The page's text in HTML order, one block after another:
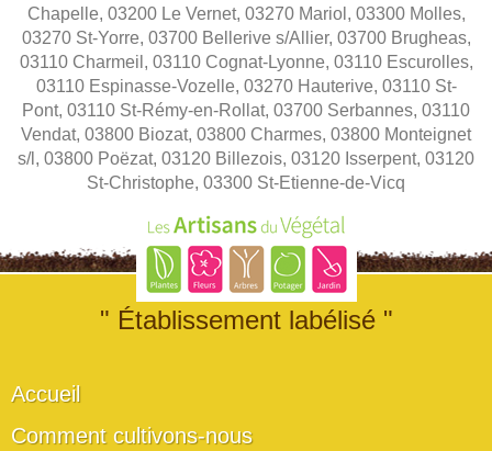
Chapelle, 03200 Le Vernet, 03270 Mariol, 03300 Molles,
03270 St-Yorre, 03700 Bellerive s/Allier, 03700 Brugheas,
03110 Charmeil, 03110 Cognat-Lyonne, 03110 Escurolles,
03110 Espinasse-Vozelle, 03270 Hauterive, 03110 St-
Pont, 03110 St-Rémy-en-Rollat, 03700 Serbannes, 03110
Vendat, 03800 Biozat, 03800 Charmes, 03800 Monteignet
s/l, 03800 Poëzat, 03120 Billezois, 03120 Isserpent, 03120
St-Christophe, 03300 St-Etienne-de-Vicq
" Établissement labélisé "
Accueil
Comment cultivons-nous